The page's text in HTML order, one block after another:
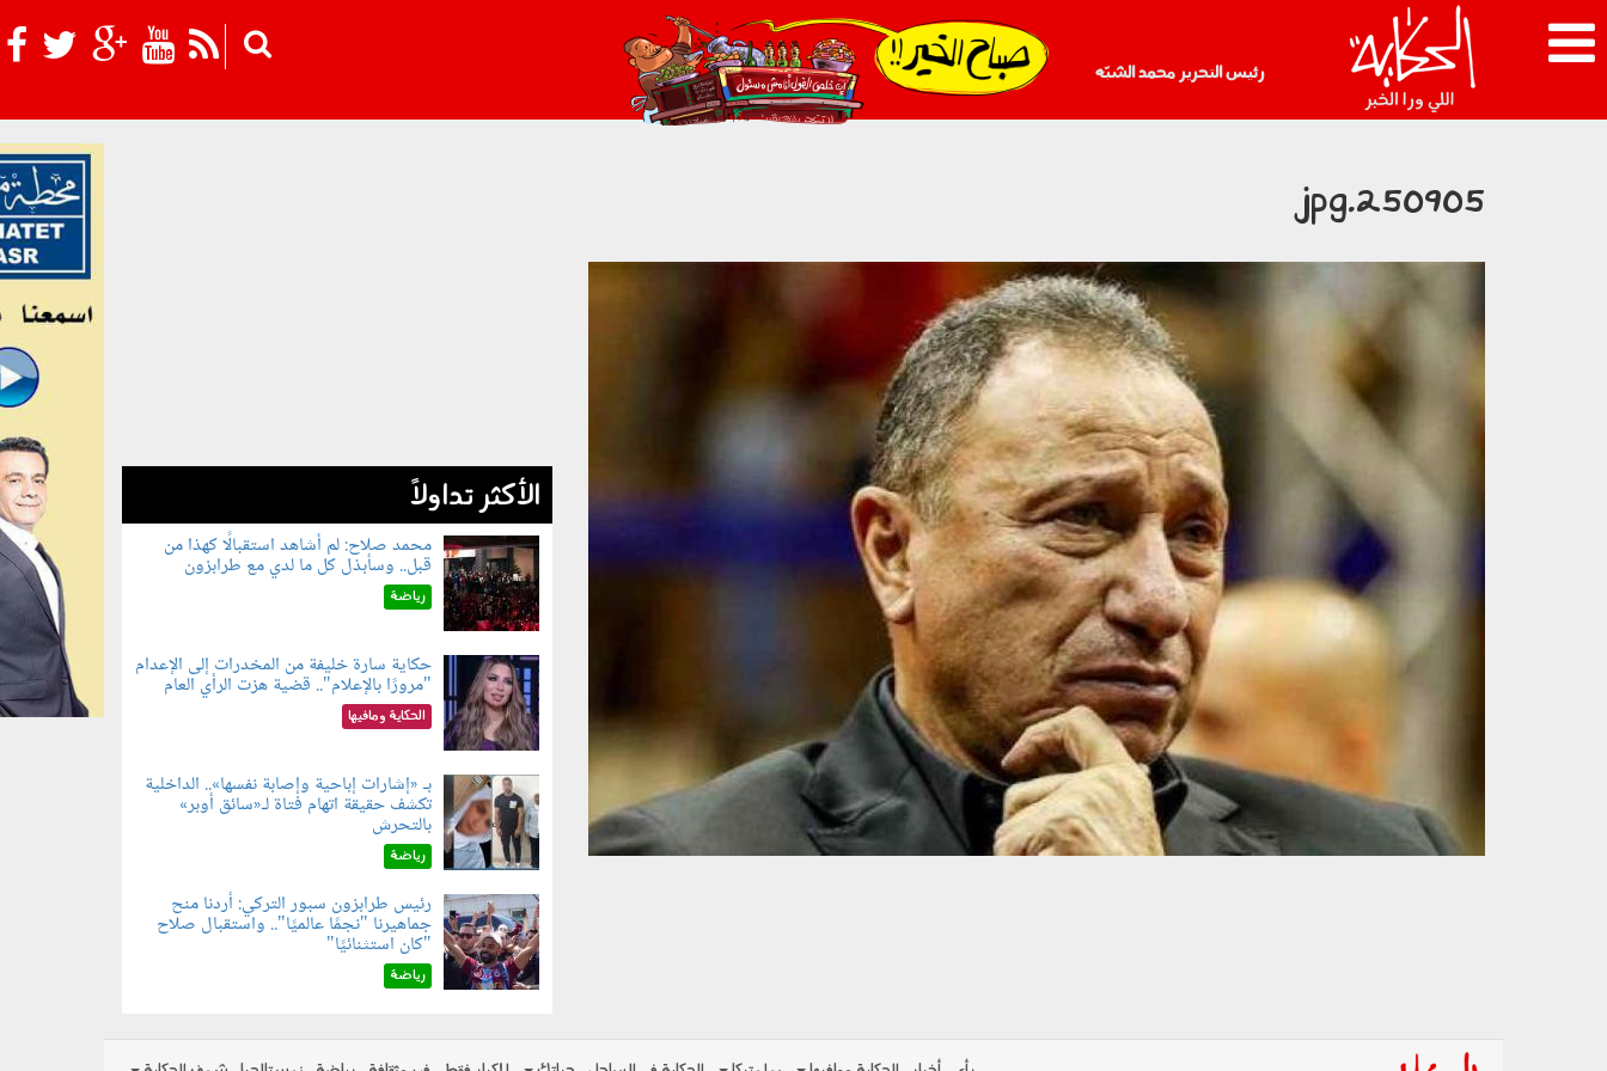
رئيس التحرير محمد الشبّه
021_2.png
250905.jpg
الأكثر تداولاً
060802.jpg
محمد صلاح: لم أشاهد استقبالًا كهذا من
قبل.. وسأبذل كل ما لدي مع طرابزون
رياضة
060801.jpeg
حكاية سارة خليفة من المخدرات إلى الإعدام
"مرورًا بالإعلام".. قضية هزت الرأي العام
الحكاية ومافيها
060804.jpg
بـ «إشارات إباحية وإصابة نفسها».. الداخلية
تكشف حقيقة اتهام فتاة لـ«سائق أوبر»
بالتحرش
رياضة
060803.jpg
رئيس طرابزون سبور التركي: أردنا منح
جماهيرنا "نجمًا عالميًا".. واستقبال صلاح
"كان استثنائيًا"
رياضة